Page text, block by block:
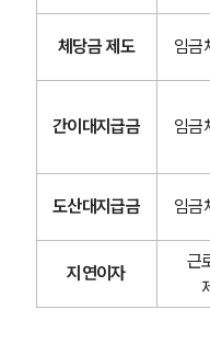
체당금 제도 임금
간이대지급금 임금
도산대지급금 임금
지연이자
근